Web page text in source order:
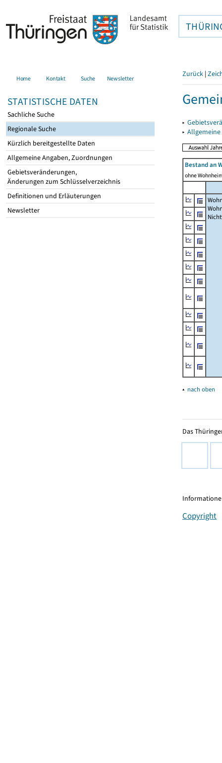
Home Kontakt Suche Newsletter
STATISTISCHE DATEN
Sachliche Suche
Regionale Suche
Kürzlich bereitgestellte Daten
Allgemeine Angaben, Zuordnungen
Gebietsveränderungen,
Änderungen zum Schlüsselverzeichnis
Definitionen und Erläuterungen
Newsletter
Zurück |
▸
▸
Bestand an
ohne
▴ nach oben
Das
Copyright